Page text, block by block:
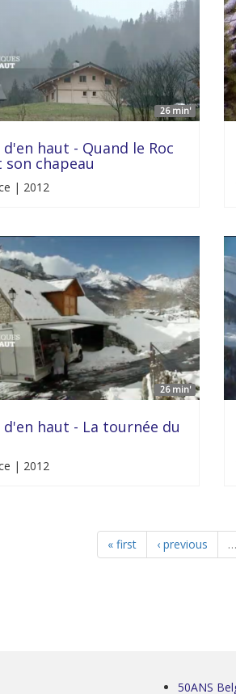
26 min'
haut - Quand le Roc
chapeau
| 2012
26 min'
d'en haut - La tournée du
| 2012
« first ‹ previous …
50ANS